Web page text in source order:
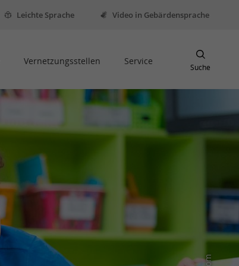
Leichte Sprache Video in Gebärdensprache
Vernetzungsstellen Service
Suche